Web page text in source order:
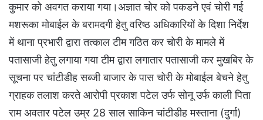
कुमार को अवगत कराया गया।अज्ञात चोर को पकडने एवं चोरी गई
मशरूका मोबाईल के बरामदगी हेतु वरिष्ठ अधिकारियों के दिशा निर्देश
में थाना प्रभारी द्वारा तत्काल टीम गठित कर चोरी के मामले में
पतासाजी हेतु लगाया गया टीम द्वारा लगातार पतासाजी कर मुखबिर के
सूचना पर चांटीडीह सब्जी बाजार के पास चोरी के मोबाईल बेचने हेतु
ग्राहक तलाश करते आरोपी प्रकाश पटेल उर्फ सोनू उर्फ काली पिता
राम अवतार पटेल उम्र 28 साल साकिन चांटीडीह मस्ताना (दुर्गा)